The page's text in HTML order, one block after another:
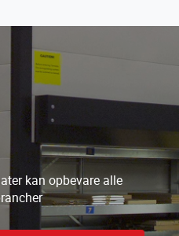
kan opbevare alle